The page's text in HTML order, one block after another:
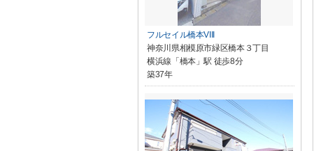
フルセイル橋本VIII
神奈川県相模原市緑区橋本３丁目
横浜線「橋本」駅 徒歩8分
築37年